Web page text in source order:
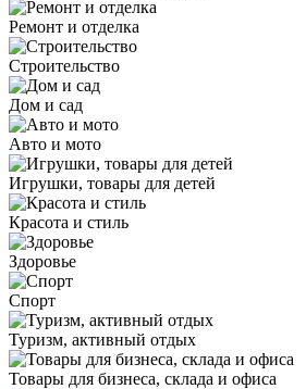
Ремонт и отделка
Строительство
Дом и сад
Авто и мото
Игрушки, товары для детей
Красота и стиль
Здоровье
Спорт
Туризм, активный отдых
Товары для бизнеса, склада и офиса